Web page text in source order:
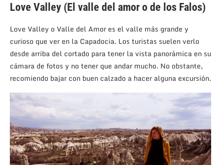
Love Valley (El valle del amor o de los Falos)
Love Valley o Valle del Amor es el valle más grande y
curioso que ver en la Capadocia. Los turistas suelen verlo
desde arriba del cortado para tener la vista panorámica en su
cámara de fotos y no tener que andar mucho. No obstante,
recomiendo bajar con buen calzado a hacer alguna excursión.